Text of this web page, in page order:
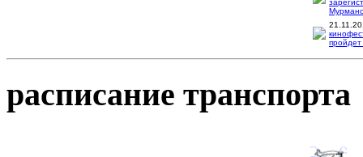
расписание транспорта